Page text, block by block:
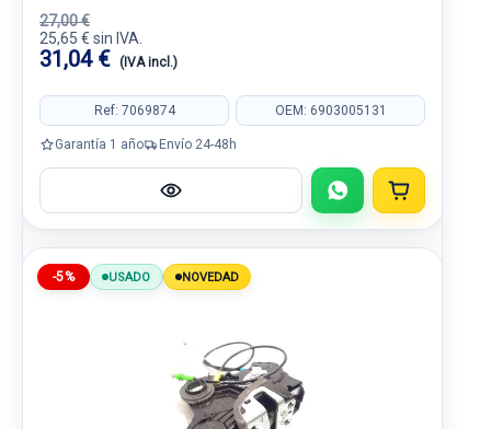
27,00 €
25,65 € sin IVA.
31,04 € (IVA incl.)
Ref: 7069874 OEM: 6903005131
Garantía 1 año Envío 24-48h
-5% USADO NOVEDAD